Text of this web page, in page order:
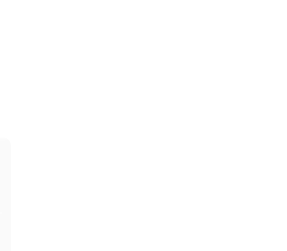
von oder Zugriff auf Informationen auf einem Endgerät
reduzierter Daten zur Auswahl von Werbeanzeigen